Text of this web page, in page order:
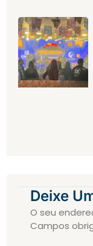
Deixe
O seu
Campos